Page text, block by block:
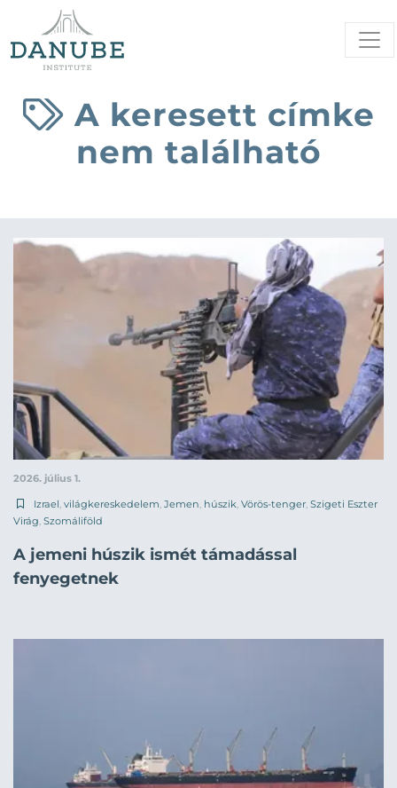
A keresett címke
nem található
2026. július 1.
Izrael világkereskedelem Jemen húszik Vörös-tenger Szigeti Eszter
Virág Szomáliföld
A jemeni húszik ismét támadással
fenyegetnek